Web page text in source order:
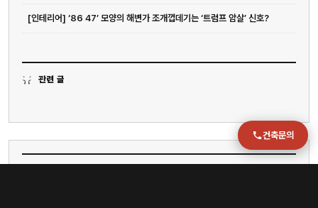
[인테리어] ‘86 47’ 모양의 해변가 조개껍데기는 ‘트럼프 암살’ 신호?
관련 글
건축문의